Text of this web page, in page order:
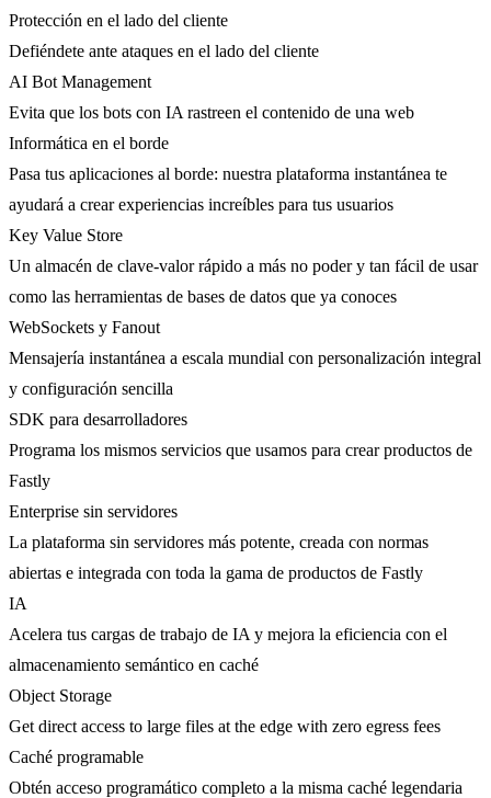
Protección en el lado del cliente
Defiéndete ante ataques en el lado del cliente
AI Bot Management
Evita que los bots con IA rastreen el contenido de una web
Informática en el borde
Pasa tus aplicaciones al borde: nuestra plataforma instantánea te
ayudará a crear experiencias increíbles para tus usuarios
Key Value Store
Un almacén de clave-valor rápido a más no poder y tan fácil de usar
como las herramientas de bases de datos que ya conoces
WebSockets y Fanout
Mensajería instantánea a escala mundial con personalización integral
y configuración sencilla
SDK para desarrolladores
Programa los mismos servicios que usamos para crear productos de
Fastly
Enterprise sin servidores
La plataforma sin servidores más potente, creada con normas
abiertas e integrada con toda la gama de productos de Fastly
IA
Acelera tus cargas de trabajo de IA y mejora la eficiencia con el
almacenamiento semántico en caché
Object Storage
Get direct access to large files at the edge with zero egress fees
Caché programable
Obtén acceso programático completo a la misma caché legendaria